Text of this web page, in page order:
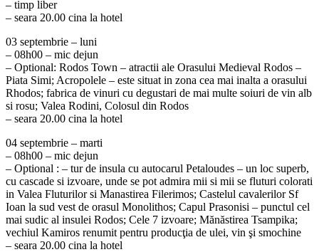
– timp liber
– seara 20.00 cina la hotel
03 septembrie – luni
– 08h00 – mic dejun
– Optional: Rodos Town – atractii ale Orasului Medieval Rodos –
Piata Simi; Acropolele – este situat in zona cea mai inalta a orasului
Rhodos; fabrica de vinuri cu degustari de mai multe soiuri de vin alb
si rosu; Valea Rodini, Colosul din Rodos
– seara 20.00 cina la hotel
04 septembrie – marti
– 08h00 – mic dejun
– Optional : – tur de insula cu autocarul Petaloudes – un loc superb,
cu cascade si izvoare, unde se pot admira mii si mii se fluturi colorati
in Valea Fluturilor si Manastirea Filerimos; Castelul cavalerilor Sf
Ioan la sud vest de orasul Monolithos; Capul Prasonisi – punctul cel
mai sudic al insulei Rodos; Cele 7 izvoare; Mănăstirea Tsampika;
vechiul Kamiros renumit pentru producţia de ulei, vin şi smochine
– seara 20.00 cina la hotel